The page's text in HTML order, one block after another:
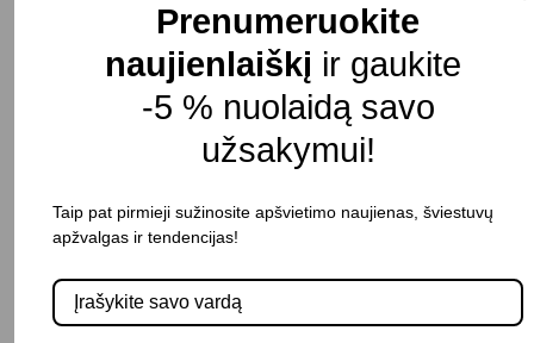
Gaubto aukštis: 245 mm
Spalva: Aukso/skaidri
Atsparumas drėgmei: IP20
Pristatymo terminas: 5 – 10 d. d.
Prenumeruokite
naujienlaiškį ir gaukite
-5 % nuolaidą savo
užsakymui!
Taip pat pirmieji sužinosite apšvietimo naujienas, šviestuvų
apžvalgas ir tendencijas!